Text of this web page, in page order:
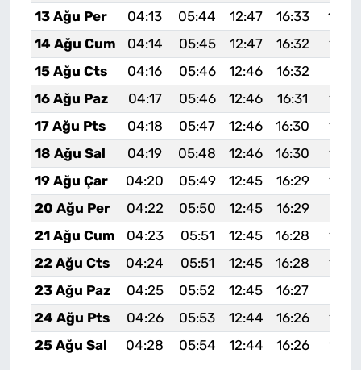
13 Ağu Per
04:13 05:44 12:47 16:33
14 Ağu Cum
04:14 05:45 12:47 16:32
15 Ağu Cts
04:16 05:46 12:46 16:32
19:37
16 Ağu Paz
04:17 05:46 12:46 16:31
17 Ağu Pts
04:18 05:47 12:46 16:30
18 Ağu Sal
04:19 05:48 12:46 16:30
19 Ağu Çar
04:20 05:49 12:45 16:29
20 Ağu Per
04:22 05:50 12:45 16:29
21 Ağu Cum
04:23 05:51 12:45 16:28
22 Ağu Cts
04:24 05:51 12:45 16:28
23 Ağu Paz
04:25 05:52 12:45 16:27
19:27
24 Ağu Pts
04:26 05:53 12:44 16:26
25 Ağu Sal
04:28 05:54 12:44 16:26